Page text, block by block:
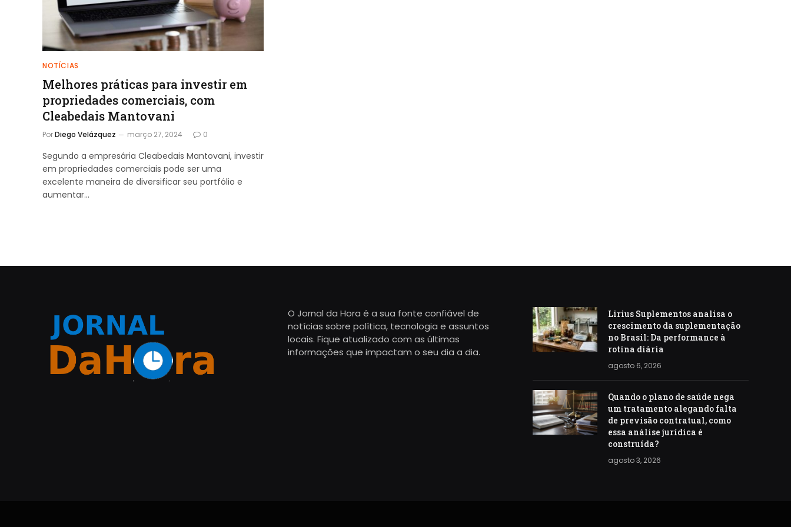
NOTÍCIAS
Melhores práticas para investir em
propriedades comerciais, com
Cleabedais Mantovani
PorDiego Velázquez março 27, 2024 0
Segundo a empresária Cleabedais Mantovani, investir
em propriedades comerciais pode ser uma
excelente maneira de diversificar seu portfólio e
aumentar…
O Jornal da Hora é a sua fonte confiável de
notícias sobre política, tecnologia e assuntos
locais. Fique atualizado com as últimas
informações que impactam o seu dia a dia.
Lirius Suplementos analisa o
crescimento da suplementação
no Brasil: Da performance à
rotina diária
agosto 6, 2026
Quando o plano de saúde nega
um tratamento alegando falta
de previsão contratual, como
essa análise jurídica é
construída?
agosto 3, 2026